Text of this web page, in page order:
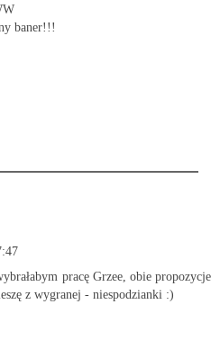
baner!!!
pracę Grzee, obie propozycje
z wygranej - niespodzianki :)